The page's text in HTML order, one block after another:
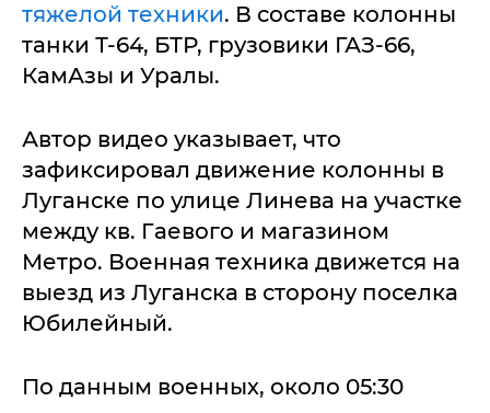
тяжелой техники. В составе колонны
танки Т-64, БТР, грузовики ГАЗ-66,
КамАзы и Уралы.
Автор видео указывает, что
зафиксировал движение колонны в
Луганске по улице Линева на участке
между кв. Гаевого и магазином
Метро. Военная техника движется на
выезд из Луганска в сторону поселка
Юбилейный.
По данным военных, около 05:30